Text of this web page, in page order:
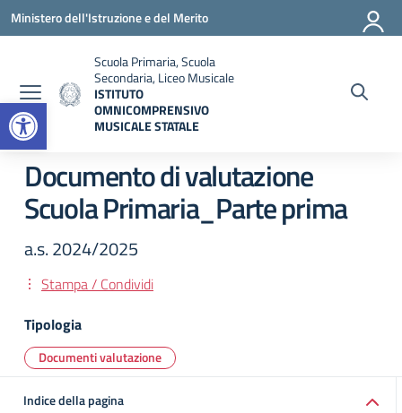
Open toolbar
Vai ai contenuti
Vai al menu di navigazione
Vai al footer
Ministero dell'Istruzione e del Merito
Scuola Primaria, Scuola
Secondaria, Liceo Musicale
ISTITUTO
OMNICOMPRENSIVO
MUSICALE STATALE
Documento di valutazione
Scuola Primaria_Parte prima
a.s. 2024/2025
Stampa / Condividi
Tipologia
Documenti valutazione
Indice della pagina